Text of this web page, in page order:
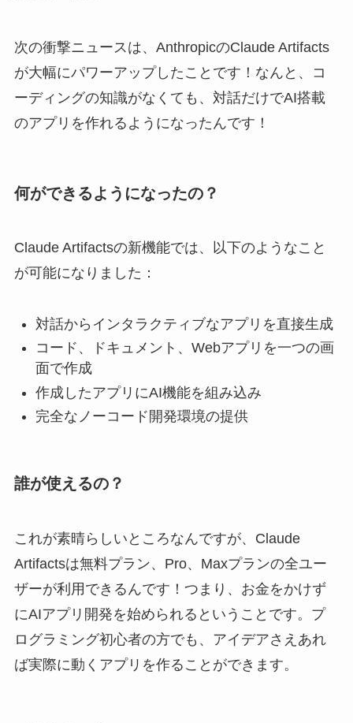
次の衝撃ニュースは、AnthropicのClaude Artifacts
が大幅にパワーアップしたことです！なんと、コ
ーディングの知識がなくても、対話だけでAI搭載
のアプリを作れるようになったんです！
何ができるようになったの？
Claude Artifactsの新機能では、以下のようなこと
が可能になりました：
対話からインタラクティブなアプリを直接生成
コード、ドキュメント、Webアプリを一つの画
面で作成
作成したアプリにAI機能を組み込み
完全なノーコード開発環境の提供
誰が使えるの？
これが素晴らしいところなんですが、Claude
Artifactsは無料プラン、Pro、Maxプランの全ユー
ザーが利用できるんです！つまり、お金をかけず
にAIアプリ開発を始められるということです。プ
ログラミング初心者の方でも、アイデアさえあれ
ば実際に動くアプリを作ることができます。